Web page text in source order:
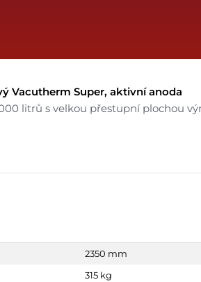
Vacutherm Super, aktivní anoda
litrů s velkou přestupní plochou
2350 mm
315 kg